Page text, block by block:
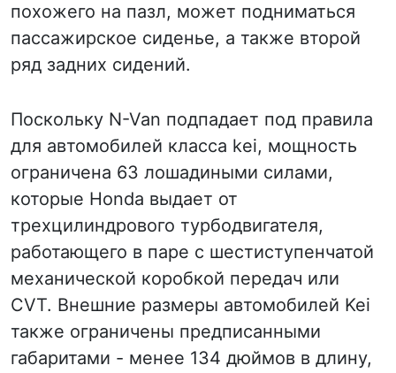
похожего на пазл, может подниматься
пассажирское сиденье, а также второй
ряд задних сидений.
Поскольку N-Van подпадает под правила
для автомобилей класса kei, мощность
ограничена 63 лошадиными силами,
которые Honda выдает от
трехцилиндрового турбодвигателя,
работающего в паре с шестиступенчатой
механической коробкой передач или
CVT. Внешние размеры автомобилей Kei
также ограничены предписанными
габаритами - менее 134 дюймов в длину,